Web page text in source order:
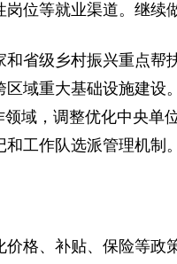
位等就业渠道。继续
和省级乡村振兴重点帮
域重大基础设施建设
域，调整优化中央单
工作队选派管理机制。
价格、补贴、保险等政